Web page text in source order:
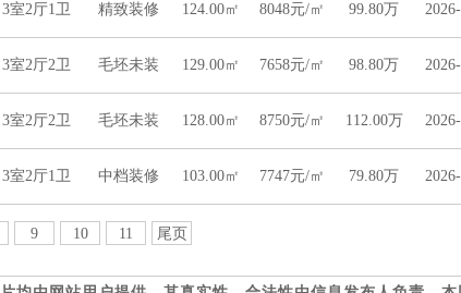
3室2厅1卫 精致装修 124.00㎡ 8048元/㎡ 99.80万
3室2厅2卫 毛坯未装 129.00㎡ 7658元/㎡ 98.80万
3室2厅2卫 毛坯未装 128.00㎡ 8750元/㎡ 112.00万
3室2厅1卫 中档装修 103.00㎡ 7747元/㎡ 79.80万
9 10 11 尾页